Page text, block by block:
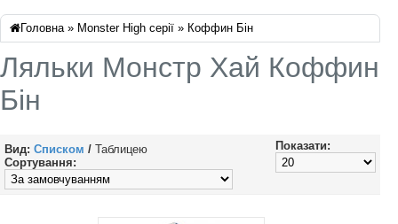
Головна» Monster High серії » Коффин Бін
Ляльки Монстр Хай Коффин
Бін
Вид: Списком / Таблицею
Показати:
Сортування: